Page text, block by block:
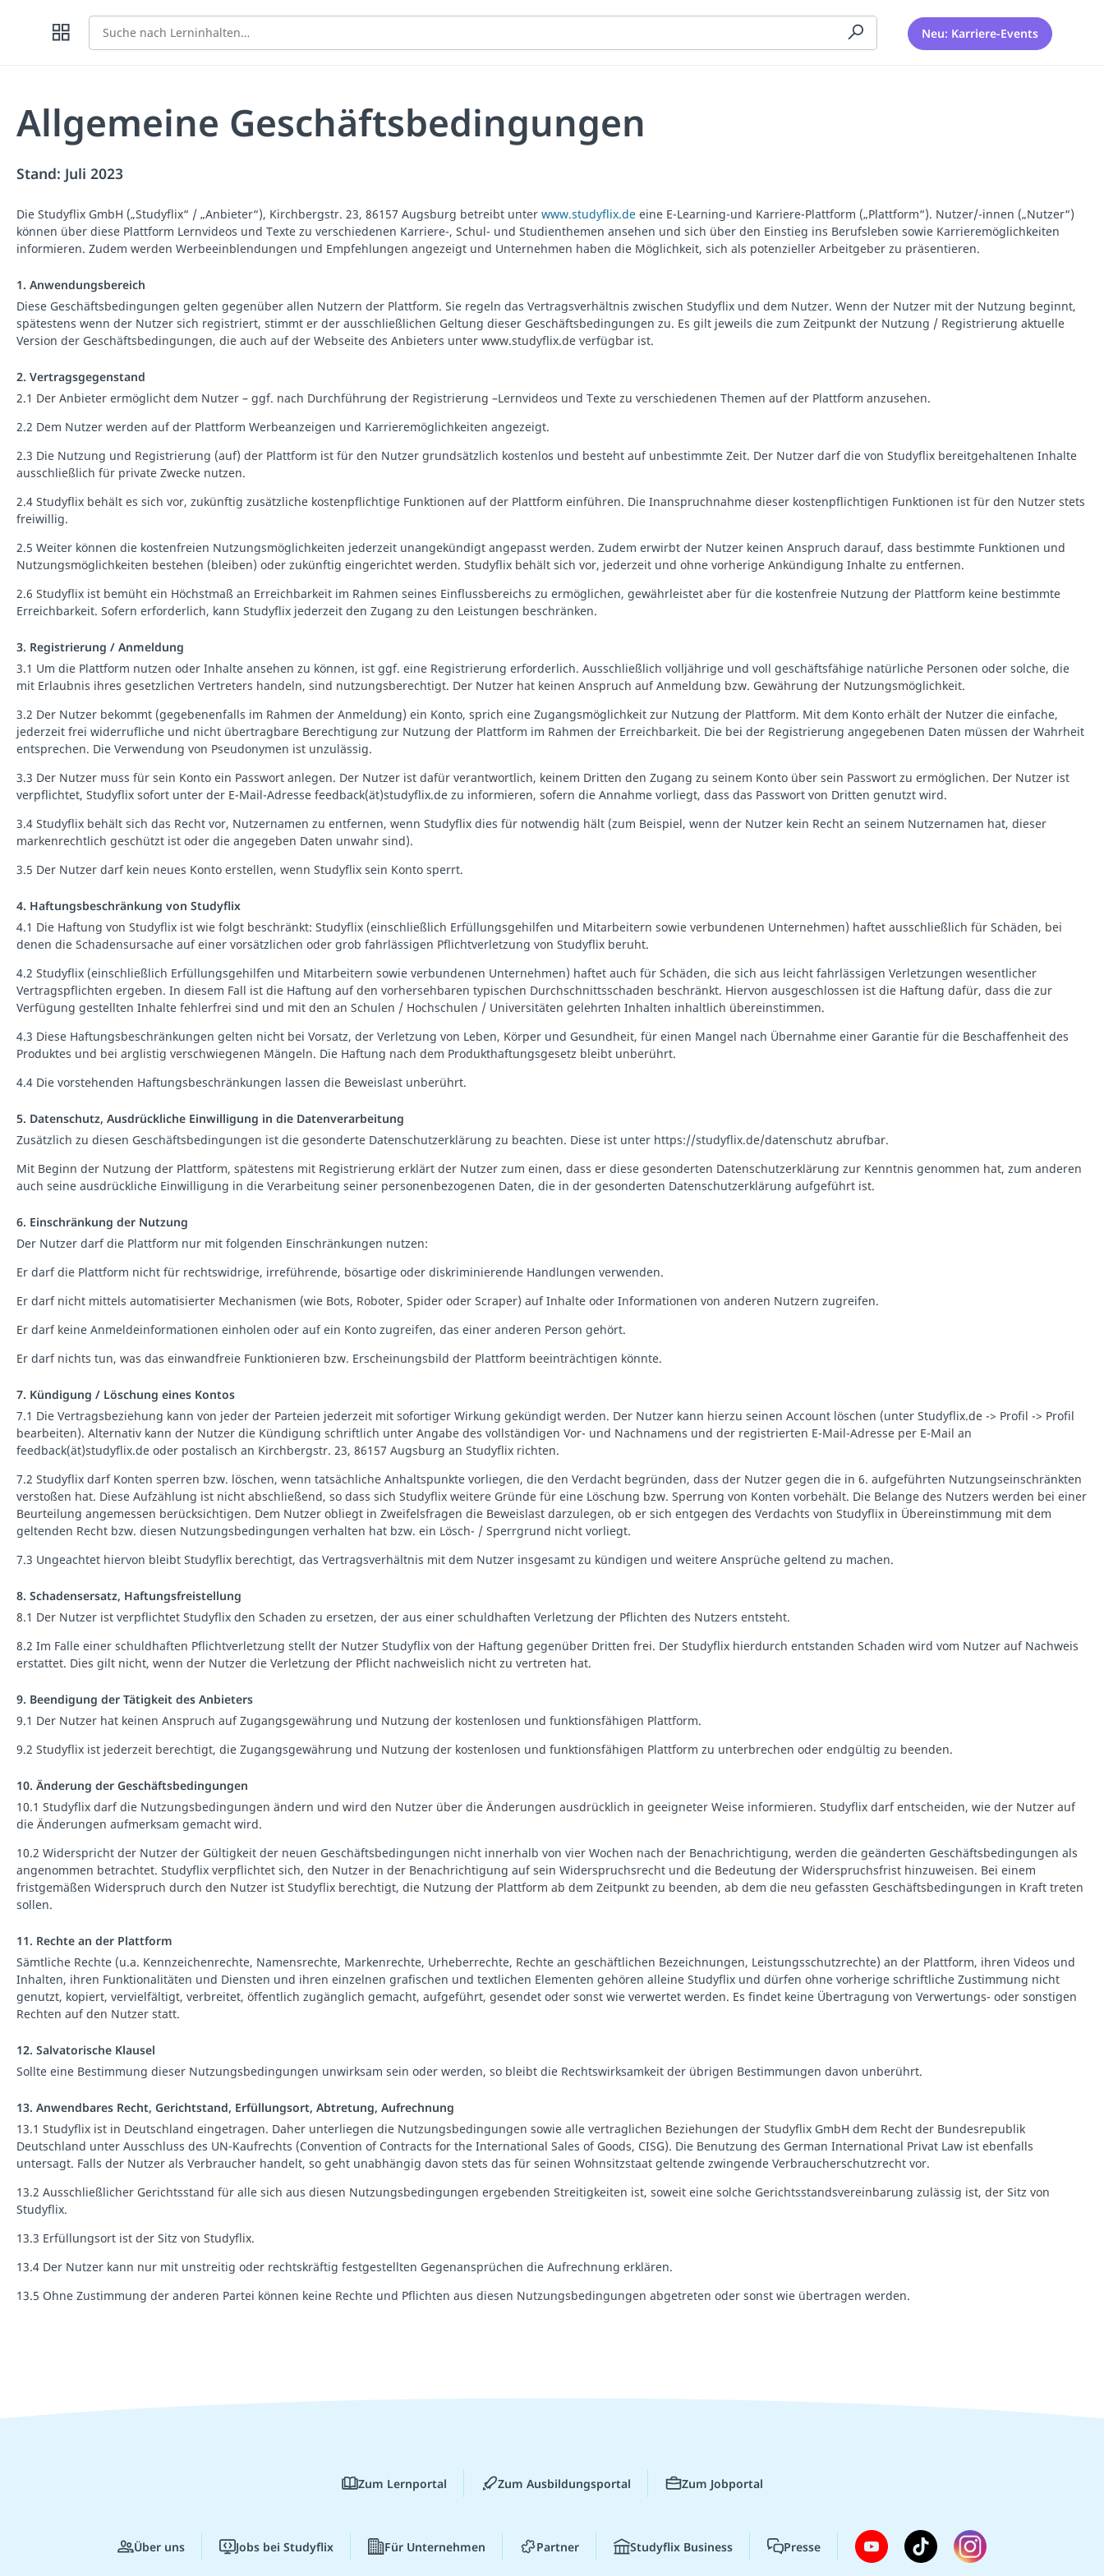
Suche Neu: Karriere-Events
Allgemeine Geschäftsbedingungen
Stand: Juli 2023
Die Studyflix GmbH („Studyflix“ / „Anbieter“), Kirchbergstr. 23, 86157 Augsburg betreibt unter www.studyflix.de eine E-Learning-und Karriere-Plattform („Plattform“). Nutzer/-innen („Nutzer“)
können über diese Plattform Lernvideos und Texte zu verschiedenen Karriere-, Schul- und Studienthemen ansehen und sich über den Einstieg ins Berufsleben sowie Karrieremöglichkeiten
informieren. Zudem werden Werbeeinblendungen und Empfehlungen angezeigt und Unternehmen haben die Möglichkeit, sich als potenzieller Arbeitgeber zu präsentieren.
1. Anwendungsbereich
Diese Geschäftsbedingungen gelten gegenüber allen Nutzern der Plattform. Sie regeln das Vertragsverhältnis zwischen Studyflix und dem Nutzer. Wenn der Nutzer mit der Nutzung beginnt,
spätestens wenn der Nutzer sich registriert, stimmt er der ausschließlichen Geltung dieser Geschäftsbedingungen zu. Es gilt jeweils die zum Zeitpunkt der Nutzung / Registrierung aktuelle
Version der Geschäftsbedingungen, die auch auf der Webseite des Anbieters unter www.studyflix.de verfügbar ist.
2. Vertragsgegenstand
2.1 Der Anbieter ermöglicht dem Nutzer – ggf. nach Durchführung der Registrierung –Lernvideos und Texte zu verschiedenen Themen auf der Plattform anzusehen.
2.2 Dem Nutzer werden auf der Plattform Werbeanzeigen und Karrieremöglichkeiten angezeigt.
2.3 Die Nutzung und Registrierung (auf) der Plattform ist für den Nutzer grundsätzlich kostenlos und besteht auf unbestimmte Zeit. Der Nutzer darf die von Studyflix bereitgehaltenen Inhalte
ausschließlich für private Zwecke nutzen.
2.4 Studyflix behält es sich vor, zukünftig zusätzliche kostenpflichtige Funktionen auf der Plattform einführen. Die Inanspruchnahme dieser kostenpflichtigen Funktionen ist für den Nutzer stets
freiwillig.
2.5 Weiter können die kostenfreien Nutzungsmöglichkeiten jederzeit unangekündigt angepasst werden. Zudem erwirbt der Nutzer keinen Anspruch darauf, dass bestimmte Funktionen und
Nutzungsmöglichkeiten bestehen (bleiben) oder zukünftig eingerichtet werden. Studyflix behält sich vor, jederzeit und ohne vorherige Ankündigung Inhalte zu entfernen.
2.6 Studyflix ist bemüht ein Höchstmaß an Erreichbarkeit im Rahmen seines Einflussbereichs zu ermöglichen, gewährleistet aber für die kostenfreie Nutzung der Plattform keine bestimmte
Erreichbarkeit. Sofern erforderlich, kann Studyflix jederzeit den Zugang zu den Leistungen beschränken.
3. Registrierung / Anmeldung
3.1 Um die Plattform nutzen oder Inhalte ansehen zu können, ist ggf. eine Registrierung erforderlich. Ausschließlich volljährige und voll geschäftsfähige natürliche Personen oder solche, die
mit Erlaubnis ihres gesetzlichen Vertreters handeln, sind nutzungsberechtigt. Der Nutzer hat keinen Anspruch auf Anmeldung bzw. Gewährung der Nutzungsmöglichkeit.
3.2 Der Nutzer bekommt (gegebenenfalls im Rahmen der Anmeldung) ein Konto, sprich eine Zugangsmöglichkeit zur Nutzung der Plattform. Mit dem Konto erhält der Nutzer die einfache,
jederzeit frei widerrufliche und nicht übertragbare Berechtigung zur Nutzung der Plattform im Rahmen der Erreichbarkeit. Die bei der Registrierung angegebenen Daten müssen der Wahrheit
entsprechen. Die Verwendung von Pseudonymen ist unzulässig.
3.3 Der Nutzer muss für sein Konto ein Passwort anlegen. Der Nutzer ist dafür verantwortlich, keinem Dritten den Zugang zu seinem Konto über sein Passwort zu ermöglichen. Der Nutzer ist
verpflichtet, Studyflix sofort unter der E-Mail-Adresse feedback(ät)studyflix.de zu informieren, sofern die Annahme vorliegt, dass das Passwort von Dritten genutzt wird.
3.4 Studyflix behält sich das Recht vor, Nutzernamen zu entfernen, wenn Studyflix dies für notwendig hält (zum Beispiel, wenn der Nutzer kein Recht an seinem Nutzernamen hat, dieser
markenrechtlich geschützt ist oder die angegeben Daten unwahr sind).
3.5 Der Nutzer darf kein neues Konto erstellen, wenn Studyflix sein Konto sperrt.
4. Haftungsbeschränkung von Studyflix
4.1 Die Haftung von Studyflix ist wie folgt beschränkt: Studyflix (einschließlich Erfüllungsgehilfen und Mitarbeitern sowie verbundenen Unternehmen) haftet ausschließlich für Schäden, bei
denen die Schadensursache auf einer vorsätzlichen oder grob fahrlässigen Pflichtverletzung von Studyflix beruht.
4.2 Studyflix (einschließlich Erfüllungsgehilfen und Mitarbeitern sowie verbundenen Unternehmen) haftet auch für Schäden, die sich aus leicht fahrlässigen Verletzungen wesentlicher
Vertragspflichten ergeben. In diesem Fall ist die Haftung auf den vorhersehbaren typischen Durchschnittsschaden beschränkt. Hiervon ausgeschlossen ist die Haftung dafür, dass die zur
Verfügung gestellten Inhalte fehlerfrei sind und mit den an Schulen / Hochschulen / Universitäten gelehrten Inhalten inhaltlich übereinstimmen.
4.3 Diese Haftungsbeschränkungen gelten nicht bei Vorsatz, der Verletzung von Leben, Körper und Gesundheit, für einen Mangel nach Übernahme einer Garantie für die Beschaffenheit des
Produktes und bei arglistig verschwiegenen Mängeln. Die Haftung nach dem Produkthaftungsgesetz bleibt unberührt.
4.4 Die vorstehenden Haftungsbeschränkungen lassen die Beweislast unberührt.
5. Datenschutz, Ausdrückliche Einwilligung in die Datenverarbeitung
Zusätzlich zu diesen Geschäftsbedingungen ist die gesonderte Datenschutzerklärung zu beachten. Diese ist unter https://studyflix.de/datenschutz abrufbar.
Mit Beginn der Nutzung der Plattform, spätestens mit Registrierung erklärt der Nutzer zum einen, dass er diese gesonderten Datenschutzerklärung zur Kenntnis genommen hat, zum anderen
auch seine ausdrückliche Einwilligung in die Verarbeitung seiner personenbezogenen Daten, die in der gesonderten Datenschutzerklärung aufgeführt ist.
6. Einschränkung der Nutzung
Der Nutzer darf die Plattform nur mit folgenden Einschränkungen nutzen:
Er darf die Plattform nicht für rechtswidrige, irreführende, bösartige oder diskriminierende Handlungen verwenden.
Er darf nicht mittels automatisierter Mechanismen (wie Bots, Roboter, Spider oder Scraper) auf Inhalte oder Informationen von anderen Nutzern zugreifen.
Er darf keine Anmeldeinformationen einholen oder auf ein Konto zugreifen, das einer anderen Person gehört.
Er darf nichts tun, was das einwandfreie Funktionieren bzw. Erscheinungsbild der Plattform beeinträchtigen könnte.
7. Kündigung / Löschung eines Kontos
7.1 Die Vertragsbeziehung kann von jeder der Parteien jederzeit mit sofortiger Wirkung gekündigt werden. Der Nutzer kann hierzu seinen Account löschen (unter Studyflix.de -> Profil -> Profil
bearbeiten). Alternativ kann der Nutzer die Kündigung schriftlich unter Angabe des vollständigen Vor- und Nachnamens und der registrierten E-Mail-Adresse per E-Mail an
feedback(ät)studyflix.de oder postalisch an Kirchbergstr. 23, 86157 Augsburg an Studyflix richten.
7.2 Studyflix darf Konten sperren bzw. löschen, wenn tatsächliche Anhaltspunkte vorliegen, die den Verdacht begründen, dass der Nutzer gegen die in 6. aufgeführten Nutzungseinschränkten
verstoßen hat. Diese Aufzählung ist nicht abschließend, so dass sich Studyflix weitere Gründe für eine Löschung bzw. Sperrung von Konten vorbehält. Die Belange des Nutzers werden bei einer
Beurteilung angemessen berücksichtigen. Dem Nutzer obliegt in Zweifelsfragen die Beweislast darzulegen, ob er sich entgegen des Verdachts von Studyflix in Übereinstimmung mit dem
geltenden Recht bzw. diesen Nutzungsbedingungen verhalten hat bzw. ein Lösch- / Sperrgrund nicht vorliegt.
7.3 Ungeachtet hiervon bleibt Studyflix berechtigt, das Vertragsverhältnis mit dem Nutzer insgesamt zu kündigen und weitere Ansprüche geltend zu machen.
8. Schadensersatz, Haftungsfreistellung
8.1 Der Nutzer ist verpflichtet Studyflix den Schaden zu ersetzen, der aus einer schuldhaften Verletzung der Pflichten des Nutzers entsteht.
8.2 Im Falle einer schuldhaften Pflichtverletzung stellt der Nutzer Studyflix von der Haftung gegenüber Dritten frei. Der Studyflix hierdurch entstanden Schaden wird vom Nutzer auf Nachweis
erstattet. Dies gilt nicht, wenn der Nutzer die Verletzung der Pflicht nachweislich nicht zu vertreten hat.
9. Beendigung der Tätigkeit des Anbieters
9.1 Der Nutzer hat keinen Anspruch auf Zugangsgewährung und Nutzung der kostenlosen und funktionsfähigen Plattform.
9.2 Studyflix ist jederzeit berechtigt, die Zugangsgewährung und Nutzung der kostenlosen und funktionsfähigen Plattform zu unterbrechen oder endgültig zu beenden.
10. Änderung der Geschäftsbedingungen
10.1 Studyflix darf die Nutzungsbedingungen ändern und wird den Nutzer über die Änderungen ausdrücklich in geeigneter Weise informieren. Studyflix darf entscheiden, wie der Nutzer auf
die Änderungen aufmerksam gemacht wird.
10.2 Widerspricht der Nutzer der Gültigkeit der neuen Geschäftsbedingungen nicht innerhalb von vier Wochen nach der Benachrichtigung, werden die geänderten Geschäftsbedingungen als
angenommen betrachtet. Studyflix verpflichtet sich, den Nutzer in der Benachrichtigung auf sein Widerspruchsrecht und die Bedeutung der Widerspruchsfrist hinzuweisen. Bei einem
fristgemäßen Widerspruch durch den Nutzer ist Studyflix berechtigt, die Nutzung der Plattform ab dem Zeitpunkt zu beenden, ab dem die neu gefassten Geschäftsbedingungen in Kraft treten
sollen.
11. Rechte an der Plattform
Sämtliche Rechte (u.a. Kennzeichenrechte, Namensrechte, Markenrechte, Urheberrechte, Rechte an geschäftlichen Bezeichnungen, Leistungsschutzrechte) an der Plattform, ihren Videos und
Inhalten, ihren Funktionalitäten und Diensten und ihren einzelnen grafischen und textlichen Elementen gehören alleine Studyflix und dürfen ohne vorherige schriftliche Zustimmung nicht
genutzt, kopiert, vervielfältigt, verbreitet, öffentlich zugänglich gemacht, aufgeführt, gesendet oder sonst wie verwertet werden. Es findet keine Übertragung von Verwertungs- oder sonstigen
Rechten auf den Nutzer statt.
12. Salvatorische Klausel
Sollte eine Bestimmung dieser Nutzungsbedingungen unwirksam sein oder werden, so bleibt die Rechtswirksamkeit der übrigen Bestimmungen davon unberührt.
13. Anwendbares Recht, Gerichtstand, Erfüllungsort, Abtretung, Aufrechnung
13.1 Studyflix ist in Deutschland eingetragen. Daher unterliegen die Nutzungsbedingungen sowie alle vertraglichen Beziehungen der Studyflix GmbH dem Recht der Bundesrepublik
Deutschland unter Ausschluss des UN-Kaufrechts (Convention of Contracts for the International Sales of Goods, CISG). Die Benutzung des German International Privat Law ist ebenfalls
untersagt. Falls der Nutzer als Verbraucher handelt, so geht unabhängig davon stets das für seinen Wohnsitzstaat geltende zwingende Verbraucherschutzrecht vor.
13.2 Ausschließlicher Gerichtsstand für alle sich aus diesen Nutzungsbedingungen ergebenden Streitigkeiten ist, soweit eine solche Gerichtsstandsvereinbarung zulässig ist, der Sitz von
Studyflix.
13.3 Erfüllungsort ist der Sitz von Studyflix.
13.4 Der Nutzer kann nur mit unstreitig oder rechtskräftig festgestellten Gegenansprüchen die Aufrechnung erklären.
13.5 Ohne Zustimmung der anderen Partei können keine Rechte und Pflichten aus diesen Nutzungsbedingungen abgetreten oder sonst wie übertragen werden.
Zum Lernportal Zum Ausbildungsportal Zum Jobportal
Über uns Jobs bei Studyflix Für Unternehmen Partner Studyflix Business Presse